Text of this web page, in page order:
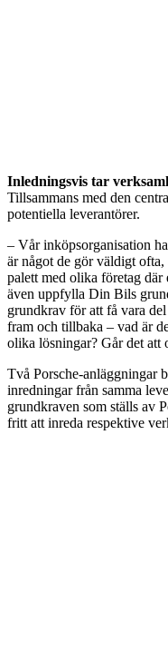
Inledningsvis tar
Tillsammans med den
potentiella leverantörer.
– Vår inköpsorganisation
är något de gör väldigt
palett med olika företag
även uppfylla Din Bils
grundkrav för att få vara
fram och tillbaka – vad är
olika lösningar? Går det att
Två Porsche-anläggningar
inredningar från samma
grundkraven som ställs av
fritt att inreda respektive